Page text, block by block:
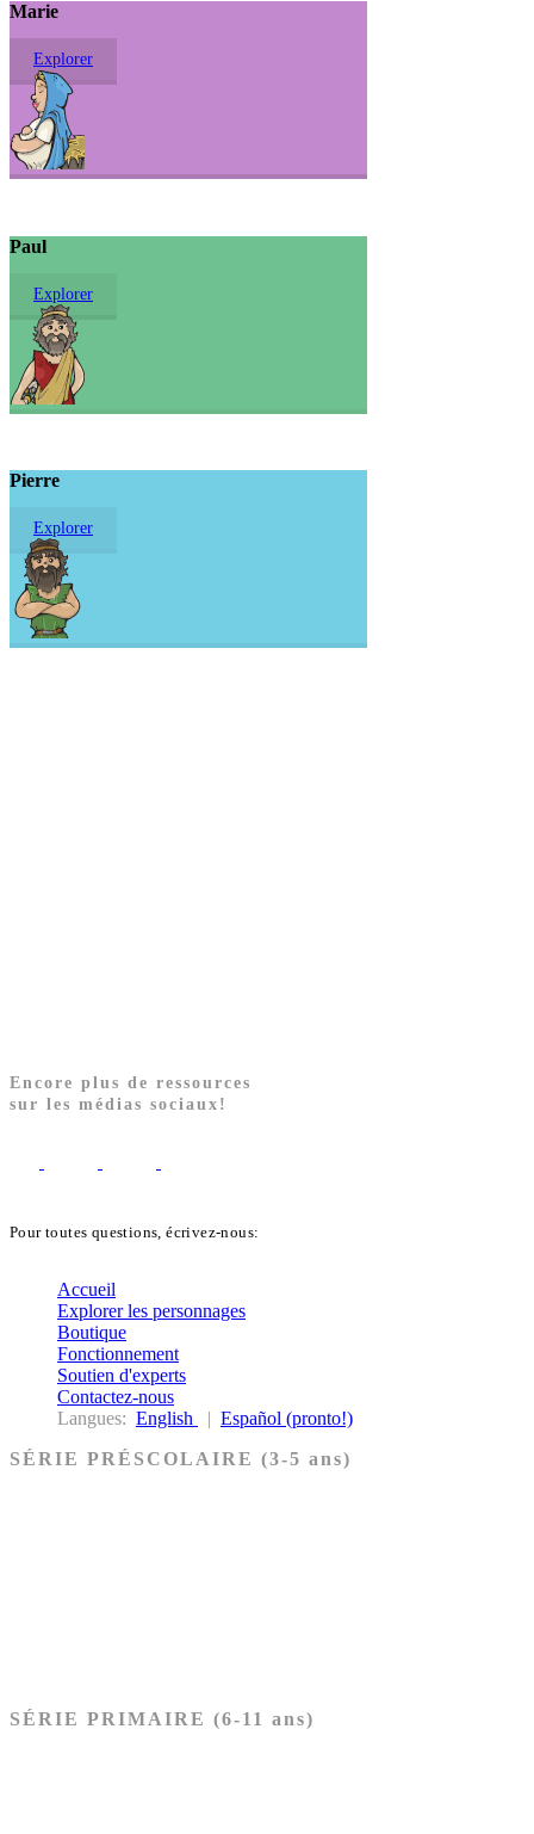
Marie
Explorer
Paul
Explorer
Pierre
Explorer
Encore plus de ressources
sur les médias sociaux!
Pour toutes questions, écrivez-nous:
Accueil
Explorer les personnages
Boutique
Fonctionnement
Soutien d'experts
Contactez-nous
Langues: English | Español (pronto!)
SÉRIE PRÉSCOLAIRE (3-5 ans)
SÉRIE PRIMAIRE (6-11 ans)